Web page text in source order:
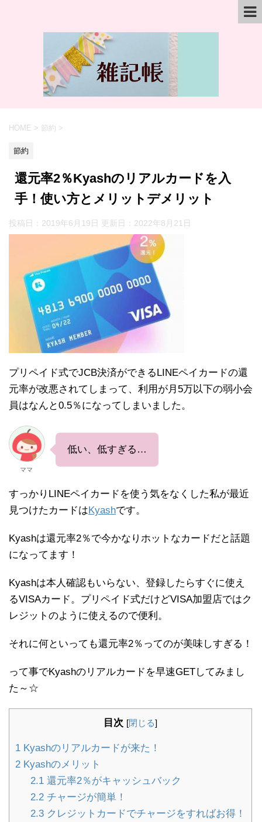
HOME > 節約 >
節約
還元率2％Kyashのリアルカードを入
手！使い方とメリットデメリット
投稿日：2019年6月19日 更新日： 2022年8月21日
プリペイド式でJCB決済ができるLINEペイカードの還
元率が改悪されてしまって、利用が月5万以下の弱小会
員はなんと0.5％になってしまいました。
ママ
低い、低すぎる…
すっかりLINEペイカードを使う気をなくした私が最近
見つけたカードは Kyashです。
Kyashは還元率2％で今かなりホットなカードだと話題
になってます！
Kyashは本人確認もいらない、登録したらすぐに使え
るVISAカード。プリペイド式だけどVISA加盟店ではク
レジットのように使えるので便利。
それに何といっても還元率2％ってのが美味しすぎる！
って事でKyashのリアルカードを早速GETしてみまし
た～☆
目次 [閉じる]
1 Kyashのリアルカードが来た！
2 Kyashのメリット
2.1還元率2％がキャッシュバック
2.2チャージが簡単！
2.3クレジットカードでチャージをすればお得！